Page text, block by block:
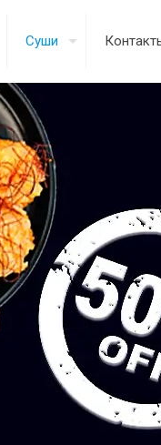
Суши